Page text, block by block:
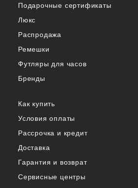
Подарочные сертификаты
Люкс
Распродажа
Ремешки
Футляры для часов
Бренды
Как купить
Условия оплаты
Рассрочка и кредит
Доставка
Гарантия и возврат
Сервисные центры